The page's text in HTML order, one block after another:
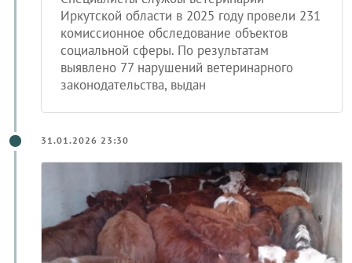
Специалисты службы ветеринарии
Иркутской области в 2025 году провели 231
комиссионное обследование объектов
социальной сферы. По результатам
выявлено 77 нарушений ветеринарного